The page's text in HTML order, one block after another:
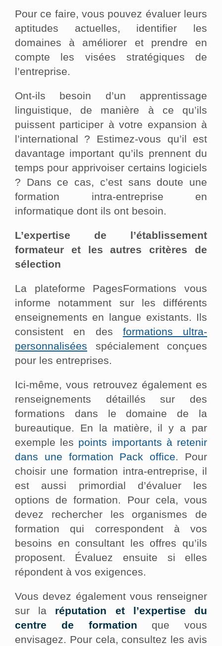
Pour ce faire, vous pouvez évaluer leurs
aptitudes actuelles, identifier les
domaines à améliorer et prendre en
compte les visées stratégiques de
l’entreprise.
Ont-ils besoin d’un apprentissage
linguistique, de manière à ce qu’ils
puissent participer à votre expansion à
l’international ? Estimez-vous qu’il est
davantage important qu’ils prennent du
temps pour apprivoiser certains logiciels
? Dans ce cas, c’est sans doute une
formation intra-entreprise en
informatique dont ils ont besoin.
L’expertise de l’établissement
formateur et les autres critères de
sélection
La plateforme PagesFormations vous
informe notamment sur les différents
enseignements en langue existants. Ils
consistent en des formations ultra-
personnalisées spécialement conçues
pour les entreprises.
Ici-même, vous retrouvez également es
renseignements détaillés sur des
formations dans le domaine de la
bureautique. En la matière, il y a par
exemple les points importants à retenir
dans une formation Pack office. Pour
choisir une formation intra-entreprise, il
est aussi primordial d’évaluer les
options de formation. Pour cela, vous
devez rechercher les organismes de
formation qui correspondent à vos
besoins en consultant les offres qu’ils
proposent. Évaluez ensuite si elles
répondent à vos exigences.
Vous devez également vous renseigner
sur la réputation et l’expertise du
centre de formation que vous
envisagez. Pour cela, consultez les avis